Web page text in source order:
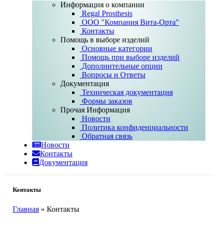
Информация о компании
Regal Prosthesis
ООО "Компания Вита-Орта"
Контакты
Помощь в выборе изделий
Основные категории
Помощь при выборе изделий
Дополнительные опции
Вопросы и Ответы
Документация
Техническая документация
Формы заказов
Прочая Информация
Новости
Политика конфиденциальности
Обратная связь
Новости
Контакты
Документация
Контакты
Главная » Контакты